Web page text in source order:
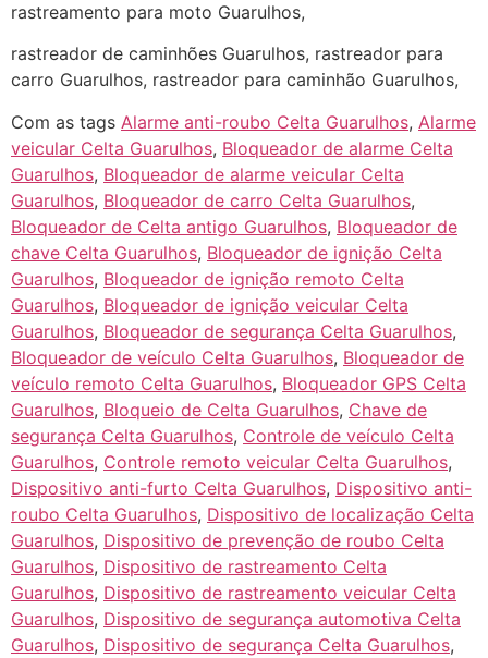
rastreamento para moto Guarulhos,
rastreador de caminhões Guarulhos, rastreador para
carro Guarulhos, rastreador para caminhão Guarulhos,
Com as tags Alarme anti-roubo Celta Guarulhos, Alarme
veicular Celta Guarulhos, Bloqueador de alarme Celta
Guarulhos, Bloqueador de alarme veicular Celta
Guarulhos, Bloqueador de carro Celta Guarulhos,
Bloqueador de Celta antigo Guarulhos, Bloqueador de
chave Celta Guarulhos, Bloqueador de ignição Celta
Guarulhos, Bloqueador de ignição remoto Celta
Guarulhos, Bloqueador de ignição veicular Celta
Guarulhos, Bloqueador de segurança Celta Guarulhos,
Bloqueador de veículo Celta Guarulhos, Bloqueador de
veículo remoto Celta Guarulhos, Bloqueador GPS Celta
Guarulhos, Bloqueio de Celta Guarulhos, Chave de
segurança Celta Guarulhos, Controle de veículo Celta
Guarulhos, Controle remoto veicular Celta Guarulhos,
Dispositivo anti-furto Celta Guarulhos, Dispositivo anti-
roubo Celta Guarulhos, Dispositivo de localização Celta
Guarulhos, Dispositivo de prevenção de roubo Celta
Guarulhos, Dispositivo de rastreamento Celta
Guarulhos, Dispositivo de rastreamento veicular Celta
Guarulhos, Dispositivo de segurança automotiva Celta
Guarulhos, Dispositivo de segurança Celta Guarulhos,